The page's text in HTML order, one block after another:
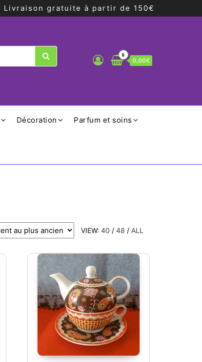
Livraison gratuite à partir de 150€
0
0,00€
Décoration Parfum et soins
VIEW: 40 / 48 / ALL